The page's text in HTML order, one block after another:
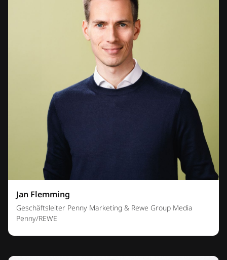
Jan Flemming
Geschäftsleiter Penny Marketing & Rewe Group Media
Penny/REWE